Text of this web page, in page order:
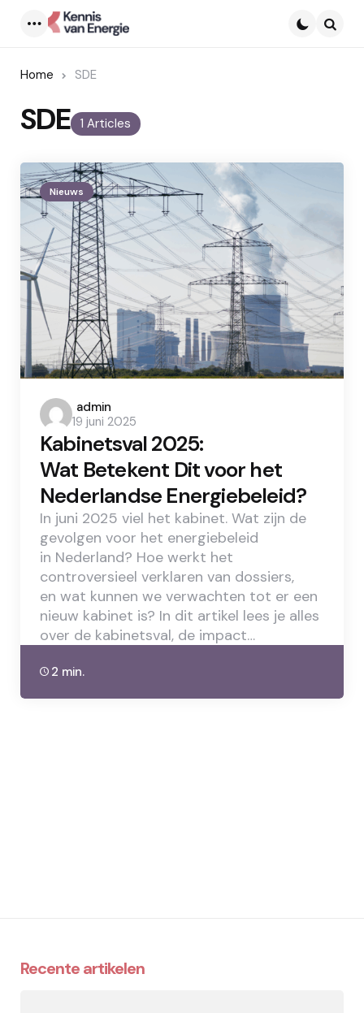
Home SDE
1 Articles
SDE
Nieuws
Posted
by
admin
19 juni 2025
Kabinetsval 2025:
Wat Betekent Dit voor het
Nederlandse Energiebeleid?
In juni 2025 viel het kabinet. Wat zijn de
gevolgen voor het energiebeleid
in Nederland? Hoe werkt het
controversieel verklaren van dossiers,
en wat kunnen we verwachten tot er een
nieuw kabinet is? In dit artikel lees je alles
over de kabinetsval, de impact…
2 min.
Recente artikelen